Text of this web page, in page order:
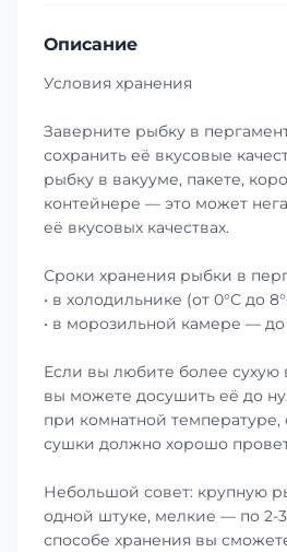
Описание
Условия хранения
Заверните рыбку в
сохранить её вкусовые
рыбку в вакууме, пакете,
контейнере — это может
её вкусовых качествах.
Сроки хранения рыбки в
• в холодильнике (от 0°С до
• в морозильной камере —
Если вы любите более сухую
вы можете досушить её до
при комнатной температуре,
сушки должно хорошо
Небольшой совет: крупную
одной штуке, мелкие — по 2-
способе хранения вы